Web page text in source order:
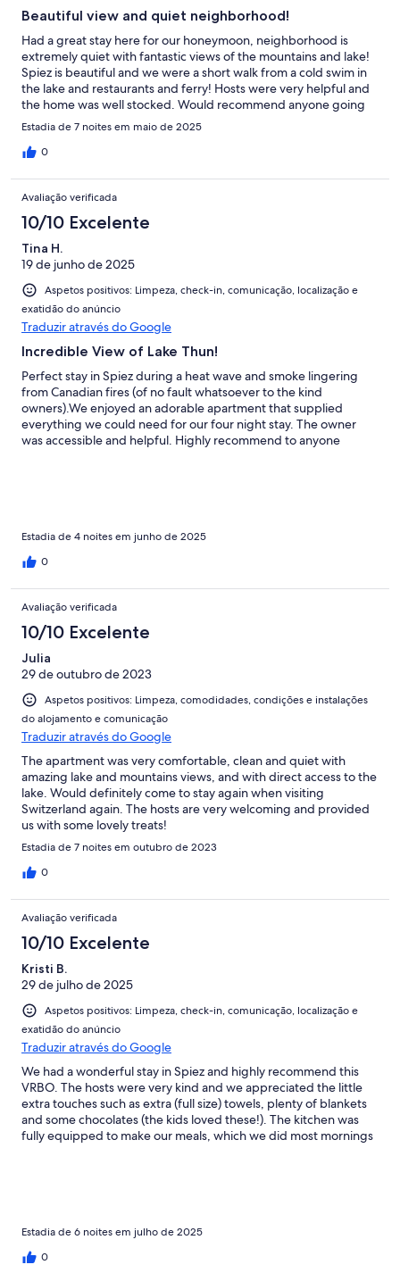
Beautiful view and quiet neighborhood!
Had a great stay here for our honeymoon, neighborhood is
extremely quiet with fantastic views of the mountains and lake!
Spiez is beautiful and we were a short walk from a cold swim in
the lake and restaurants and ferry! Hosts were very helpful and
the home was well stocked. Would recommend anyone going
to Switzerland to stay here!
Estadia de 7 noites em maio de 2025
0
Avaliação verificada
10/10 Excelente
Tina H.
19 de junho de 2025
Aspetos positivos: Limpeza, check-in, comunicação, localização e
exatidão do anúncio
Traduzir através do Google
Incredible View of Lake Thun!
Perfect stay in Spiez during a heat wave and smoke lingering
from Canadian fires (of no fault whatsoever to the kind
owners).We enjoyed an adorable apartment that supplied
everything we could need for our four night stay. The owner
was accessible and helpful. Highly recommend to anyone
Estadia de 4 noites em junho de 2025
0
Avaliação verificada
10/10 Excelente
Julia
29 de outubro de 2023
Aspetos positivos: Limpeza, comodidades, condições e instalações
do alojamento e comunicação
Traduzir através do Google
The apartment was very comfortable, clean and quiet with
amazing lake and mountains views, and with direct access to the
lake. Would definitely come to stay again when visiting
Switzerland again. The hosts are very welcoming and provided
us with some lovely treats!
Estadia de 7 noites em outubro de 2023
0
Avaliação verificada
10/10 Excelente
Kristi B.
29 de julho de 2025
Aspetos positivos: Limpeza, check-in, comunicação, localização e
exatidão do anúncio
Traduzir através do Google
We had a wonderful stay in Spiez and highly recommend this
VRBO. The hosts were very kind and we appreciated the little
extra touches such as extra (full size) towels, plenty of blankets
and some chocolates (the kids loved these!). The kitchen was
fully equipped to make our meals, which we did most mornings
we enjoyed the waterfall shower head (and a shower door that
fully closed). There were plenty of towels and it was nice to not
have the small hotel sized ones. The blow dryer was good, even
Estadia de 6 noites em julho de 2025
0